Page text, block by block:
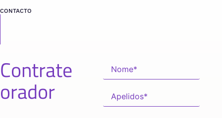
CONTACTO
Contrate
orador